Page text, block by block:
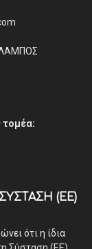
τομέα:
(ΕΕ)
ότι η ίδια